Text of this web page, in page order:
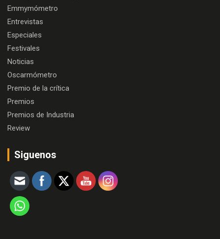
Emmymómetro
Entrevistas
Especiales
Festivales
Noticias
Oscarmómetro
Premio de la crítica
Premios
Premios de Industria
Review
Siguenos